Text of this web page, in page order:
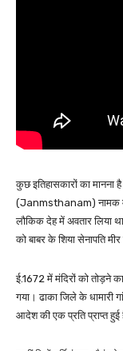
कुछ इतिहासकारों का
(Janmsthanam) नामक
लौकिक देह में अवतार लिया
को बाबर के शिया सेनापति
ई.1672 में मंदिरों को तोड़ने
गया। ढाका जिले के
आदेश की एक प्रति प्राप्त हुई